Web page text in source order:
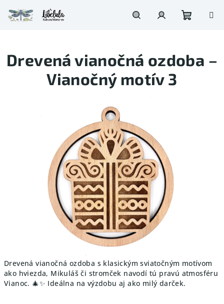
na
obsah
košík
Drevená vianočná ozdoba s klasickým sviatočným motívom
ako hviezda, Mikuláš či stromček navodí tú pravú atmosféru
Vianoc. 🎄✨ Ideálna na výzdobu aj ako milý darček.
Drevená vianočná ozdoba –
Vianočný motív 3